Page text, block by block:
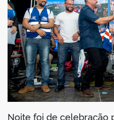
Noite foi de celebração